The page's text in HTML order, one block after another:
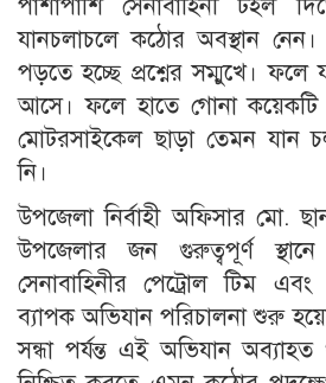
পাশাপাশি সেনাবাহিনী টহল
যানচলাচলে কঠোর অবস্থান
পড়তে হচ্ছে প্রশ্নের সম্মুখে। ফলে
আসে। ফলে হাতে গোনা কয়েকটি
মোটরসাইকেল ছাড়া তেমন যান
নি।
উপজেলা নির্বাহী অফিসার মো.
উপজেলার জন গুরুত্বপূর্ণ
সেনাবাহিনীর পেট্রোল টিম
ব্যাপক অভিযান পরিচালনা শুরু
সন্ধা পর্যন্ত এই অভিযান অব্যাহত